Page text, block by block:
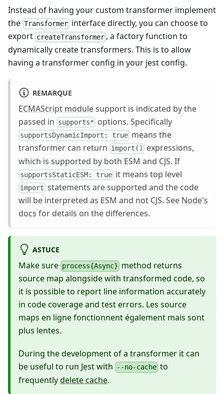
Instead of having your custom transformer implement
the Transformer interface directly, you can choose to
export createTransformer , a factory function to
dynamically create transformers. This is to allow
having a transformer config in your jest config.
REMARQUE
ECMAScript modulesupport is indicated by the
passed in supports* options. Specifically
supportsDynamicImport: true means the
transformer can return import()
expressions,
which is supported by both ESM and CJS. If
supportsStaticESM: true it means top level
import statements are supported and the code
will be interpreted as ESM and not CJS. See Node's
docs for details on the differences.
ASTUCE
Make sure process{Async} method returns
source map alongside with transformed code, so
it is possible to report line information accurately
in code coverage and test errors. Les source
maps en ligne fonctionnent également mais sont
plus lentes.
During the development of a transformer it can
be useful to run Jest with
--no-cache to
frequentlydelete cache.